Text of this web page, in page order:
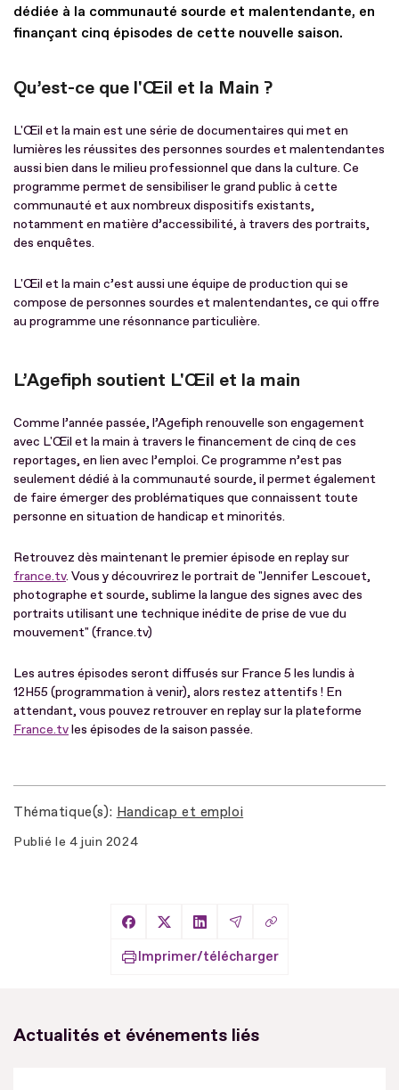
dédiée à la communauté sourde et malentendante, en
finançant cinq épisodes de cette nouvelle saison.
Qu’est-ce que l'Œil et la Main ?
L'Œil et la main est une série de documentaires qui met en
lumières les réussites des personnes sourdes et malentendantes
aussi bien dans le milieu professionnel que dans la culture. Ce
programme permet de sensibiliser le grand public à cette
communauté et aux nombreux dispositifs existants,
notamment en matière d’accessibilité, à travers des portraits,
des enquêtes.
L'Œil et la main c’est aussi une équipe de production qui se
compose de personnes sourdes et malentendantes, ce qui offre
au programme une résonnance particulière.
L’Agefiph soutient L'Œil et la main
Comme l’année passée, l’Agefiph renouvelle son engagement
avec L'Œil et la main à travers le financement de cinq de ces
reportages, en lien avec l’emploi. Ce programme n’est pas
seulement dédié à la communauté sourde, il permet également
de faire émerger des problématiques que connaissent toute
personne en situation de handicap et minorités.
Retrouvez dès maintenant le premier épisode en replay sur
france.tv. Vous y découvrirez le portrait de "Jennifer Lescouet,
photographe et sourde, sublime la langue des signes avec des
portraits utilisant une technique inédite de prise de vue du
mouvement" (france.tv)
Les autres épisodes seront diffusés sur France 5 les lundis à
12H55 (programmation à venir), alors restez attentifs ! En
attendant, vous pouvez retrouver en replay sur la plateforme
France.tvles épisodes de la saison passée.
Thématique(s) Handicap et emploi
Publié le 4 juin 2024
Partager sur Facebook
Partager sur X
Partager sur LinkedIn
Partager par Email
Copier le lien
Imprimer/télécharger
Actualités et événements liés